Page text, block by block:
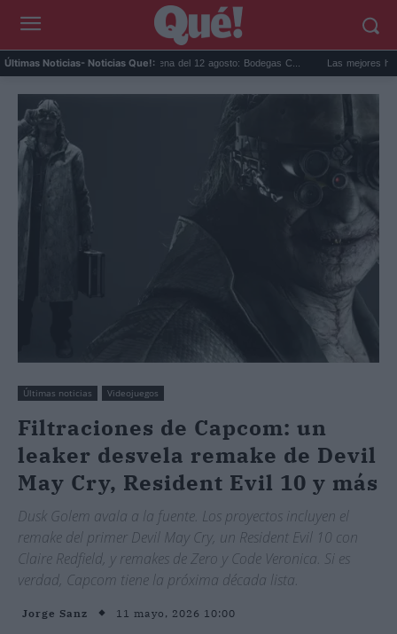
Últimas Noticias- Noticias Que!:
Eclipse solar en Cariñena del 12 agosto: Bodegas C... Las mejores
Últimas noticias Videojuegos
Filtraciones de Capcom: un
leaker desvela remake de Devil
May Cry, Resident Evil 10 y más
Dusk Golem avala a la fuente. Los proyectos incluyen el
remake del primer Devil May Cry, un Resident Evil 10 con
Claire Redfield, y remakes de Zero y Code Veronica. Si es
verdad, Capcom tiene la próxima década lista.
Jorge Sanz 11 mayo, 2026 10:00